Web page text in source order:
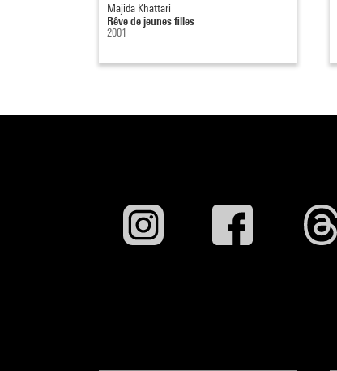
Majida Khattari
Rêve de jeunes filles
2001